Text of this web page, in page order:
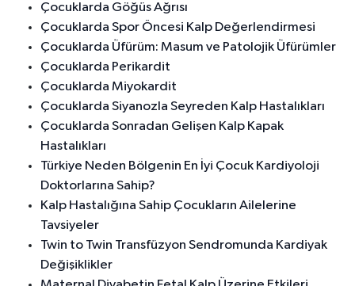
Çocuklarda Göğüs Ağrısı
Çocuklarda Spor Öncesi Kalp Değerlendirmesi
Çocuklarda Üfürüm: Masum ve Patolojik Üfürümler
Çocuklarda Perikardit
Çocuklarda Miyokardit
Çocuklarda Siyanozla Seyreden Kalp Hastalıkları
Çocuklarda Sonradan Gelişen Kalp Kapak
Hastalıkları
Türkiye Neden Bölgenin En İyi Çocuk Kardiyoloji
Doktorlarına Sahip?
Kalp Hastalığına Sahip Çocukların Ailelerine
Tavsiyeler
Twin to Twin Transfüzyon Sendromunda Kardiyak
Değişiklikler